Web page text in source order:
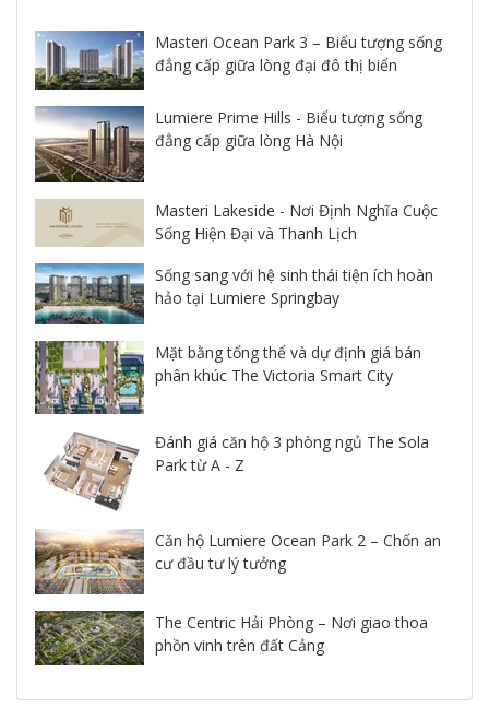
Masteri Ocean Park 3 – Biểu tượng sống
đẳng cấp giữa lòng đại đô thị biển
Lumiere Prime Hills - Biểu tượng sống
đẳng cấp giữa lòng Hà Nội
Masteri Lakeside - Nơi Định Nghĩa Cuộc
Sống Hiện Đại và Thanh Lịch
Sống sang với hệ sinh thái tiện ích hoàn
hảo tại Lumiere Springbay
Mặt bằng tổng thể và dự định giá bán
phân khúc The Victoria Smart City
Đánh giá căn hộ 3 phòng ngủ The Sola
Park từ A - Z
Căn hộ Lumiere Ocean Park 2 – Chốn an
cư đầu tư lý tưởng
The Centric Hải Phòng – Nơi giao thoa
phồn vinh trên đất Cảng